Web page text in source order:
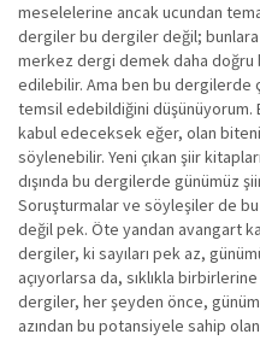
meselelerine ancak ucundan
dergiler bu dergiler değil; bunlara
merkez dergi demek daha doğru
edilebilir. Ama ben bu dergilerde
temsil edebildiğini düşünüyorum.
kabul edeceksek eğer, olan
söylenebilir. Yeni çıkan şiir
dışında bu dergilerde günümüz
Soruşturmalar ve söyleşiler de
değil pek. Öte yandan avangart
dergiler, ki sayıları pek az,
açıyorlarsa da, sıklıkla
dergiler, her şeyden önce,
azından bu potansiyele sahip